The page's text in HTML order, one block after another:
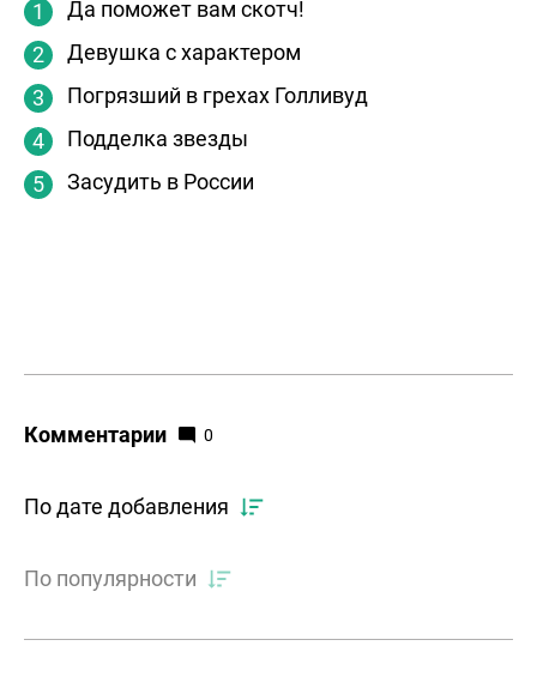
Да поможет вам скотч!
Девушка с характером
Погрязший в грехах Голливуд
Подделка звезды
Засудить в России
Комментарии 0
По дате добавления
По популярности